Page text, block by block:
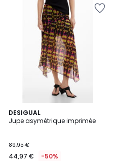
DESIGUAL
Jupe asymétrique imprimée
89,95 €
44,97 € -50%